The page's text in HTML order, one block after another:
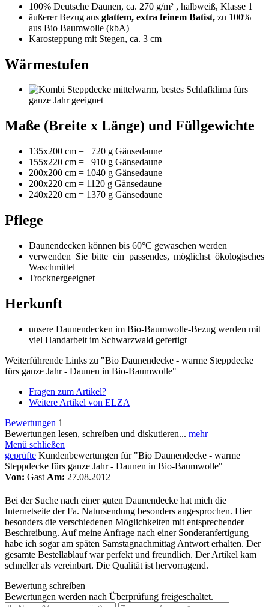
100% Deutsche Daunen, ca. 270 g/m² , halbweiß, Klasse 1
äußerer Bezug aus glattem, extra feinem Batist, zu 100%
aus Bio Baumwolle (kbA)
Karosteppung mit Stegen, ca. 3 cm
Wärmestufen
mittelwarm, bestes Schlafklima fürs
ganze Jahr geeignet
Maße (Breite x Länge) und Füllgewichte
135x200 cm = 720 g Gänsedaune
155x220 cm = 910 g Gänsedaune
200x200 cm = 1040 g Gänsedaune
200x220 cm = 1120 g Gänsedaune
240x220 cm = 1370 g Gänsedaune
Pflege
Daunendecken können bis 60°C gewaschen werden
verwenden Sie bitte ein passendes, möglichst ökologisches
Waschmittel
Trocknergeeignet
Herkunft
unsere Daunendecken im Bio-Baumwolle-Bezug werden mit
viel Handarbeit im Schwarzwald gefertigt
Weiterführende Links zu "Bio Daunendecke - warme Steppdecke
fürs ganze Jahr - Daunen in Bio-Baumwolle"
Fragen zum Artikel?
Weitere Artikel von ELZA
Bewertungen 1
Bewertungen lesen, schreiben und diskutieren... mehr
Menü schließen
geprüfte Kundenbewertungen für "Bio Daunendecke - warme
Steppdecke fürs ganze Jahr - Daunen in Bio-Baumwolle"
Von: Gast Am: 27.08.2012
Bei der Suche nach einer guten Daunendecke hat mich die
Internetseite der Fa. Natursendung besonders angesprochen. Hier
besonders die verschiedenen Möglichkeiten mit entsprechender
Beschreibung. Auf meine Anfrage nach einer Sonderanfertigung
habe ich sogar am späten Samstagnachmittag Antwort erhalten. Der
gesamte Bestellablauf war perfekt und freundlich. Der Artikel kam
schneller als vereinbart. Die Qualität ist hervorragend.
Bewertung schreiben
Bewertungen werden nach Überprüfung freigeschaltet.